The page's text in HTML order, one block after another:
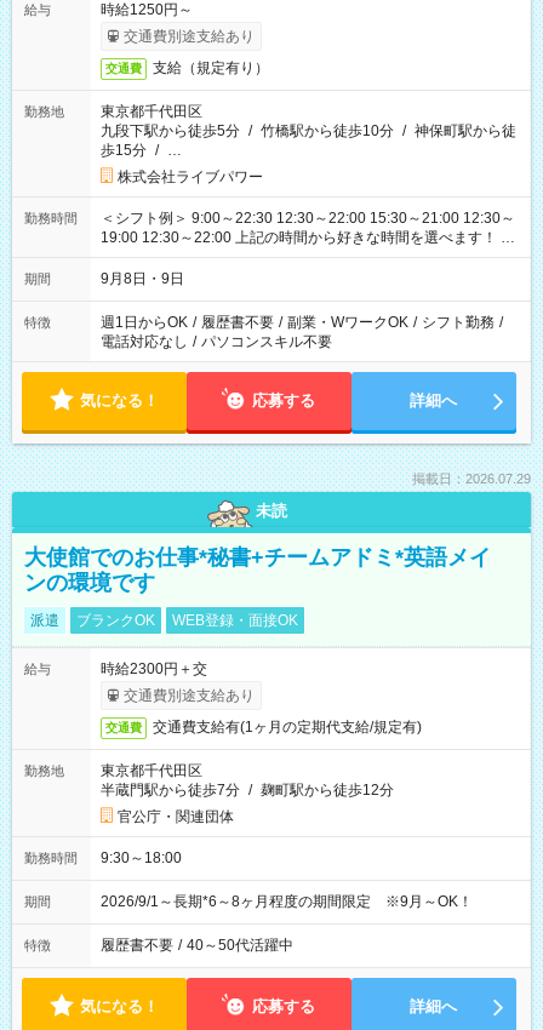
給与
時給1250円～
交通費別途支給あり
交通費 支給（規定有り）
勤務地
東京都千代田区
九段下駅から徒歩5分 / 竹橋駅から徒歩10分 / 神保町駅から徒
歩15分 / …
株式会社ライブパワー
勤務時間
＜シフト例＞ 9:00～22:30 12:30～22:00 15:30～21:00 12:30～
19:00 12:30～22:00 上記の時間から好きな時間を選べます！ ※
時間は変更となる可能性があります
期間 9月8日・9日
特徴 週1日からOK / 履歴書不要 / 副業・WワークOK / シフト勤務 /
電話対応なし / パソコンスキル不要
気になる！ 応募する 詳細へ
掲載日：2026.07.29
未読
大使館でのお仕事*秘書+チームアドミ*英語メイ
ンの環境です
派遣 ブランクOK WEB登録・面接OK
給与
時給2300円＋交
交通費別途支給あり
交通費 交通費支給有(1ヶ月の定期代支給/規定有)
勤務地
東京都千代田区
半蔵門駅から徒歩7分 / 麹町駅から徒歩12分
官公庁・関連団体
勤務時間 9:30～18:00
期間 2026/9/1～長期*6～8ヶ月程度の期間限定 ※9月～OK！
特徴 履歴書不要 / 40～50代活躍中
気になる！ 応募する 詳細へ